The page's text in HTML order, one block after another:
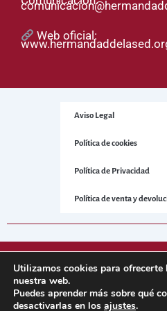
Web oficial:
Aviso Legal
Política de cookies
Política de Privacidad
Política de venta y
Sitio web desarrollado por
Utilizamos cookies para ofrecerte
nuestra web.
Puedes aprender más sobre qué
desactivarlas en los ajustes.